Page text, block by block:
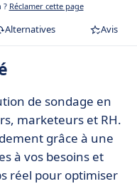
? Réclamer cette page
Alternatives Avis
de sondage en
marketeurs et RH.
grâce à une
à vos besoins et
réel pour optimiser